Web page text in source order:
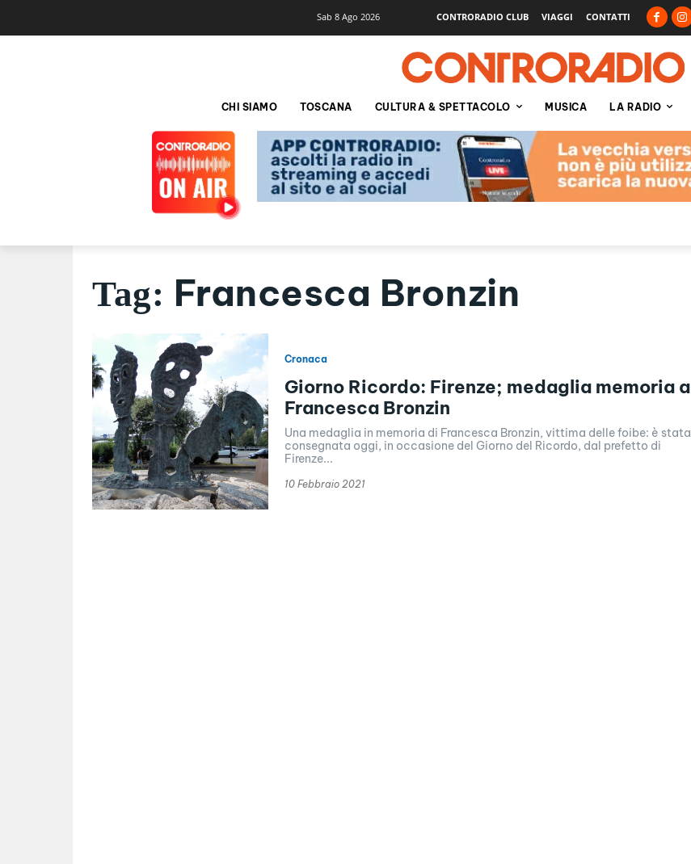
Sab 8 Ago 2026 CONTRORADIO CLUB VIAGGI CONTATTI
CHI SIAMO TOSCANA CULTURA & SPETTACOLO MUSICA LA RADIO
Tag: Francesca Bronzin
Cronaca
Giorno Ricordo: Firenze; medaglia memoria a
Francesca Bronzin
Una medaglia in memoria di Francesca Bronzin, vittima delle foibe: è stata
consegnata oggi, in occasione del Giorno del Ricordo, dal prefetto di
Firenze...
10 Febbraio 2021